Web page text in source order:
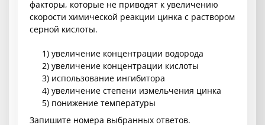
факторы, которые не приводят к увеличению
скорости химической реакции цинка с раствором
серной кислоты.
1) увеличение концентрации водорода
2) увеличение концентрации кислоты
3) использование ингибитора
4) увеличение степени измельчения цинка
5) понижение температуры
Запишите номера выбранных ответов.